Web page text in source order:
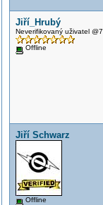
Jiří_Hrubý
Neverifikovaný uživatel @7
Offline
Jiří Schwarz
Offline